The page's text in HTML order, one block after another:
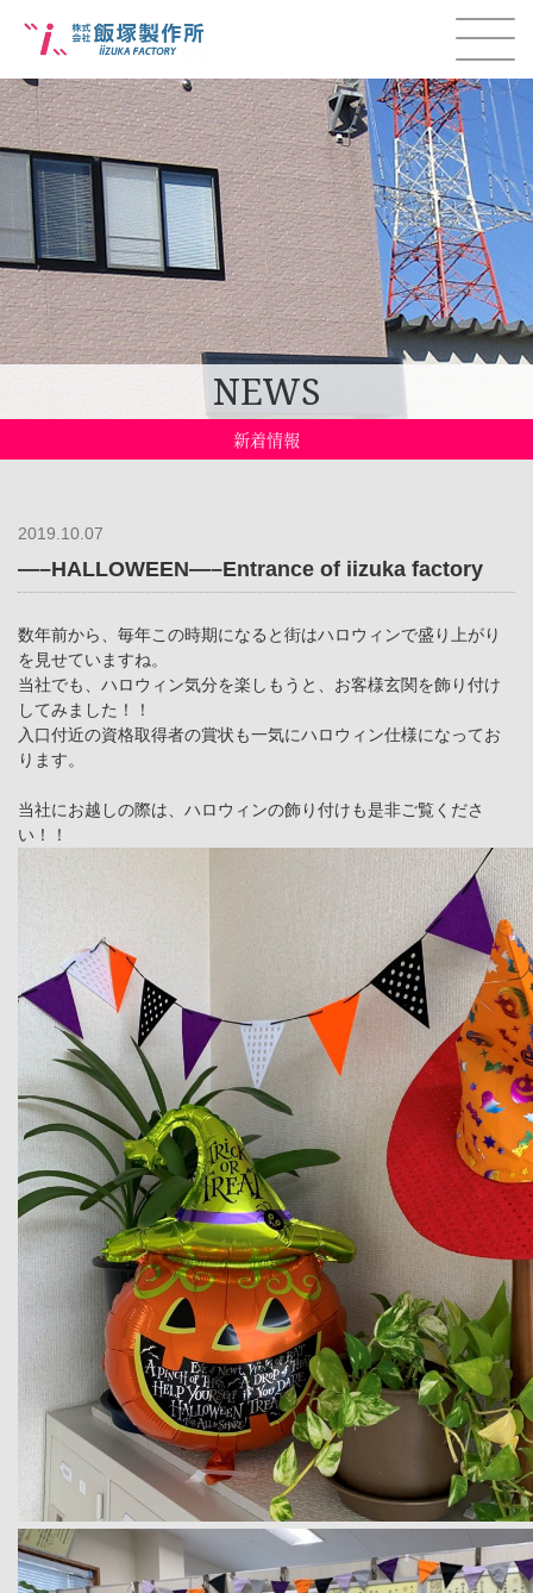
NEWS
新着情報
2019.10.07
—–HALLOWEEN—–Entrance of iizuka factory
数年前から、毎年この時期になると街はハロウィンで盛り上がり
を見せていますね。
当社でも、ハロウィン気分を楽しもうと、お客様玄関を飾り付け
してみました！！
入口付近の資格取得者の賞状も一気にハロウィン仕様になってお
ります。
当社にお越しの際は、ハロウィンの飾り付けも是非ご覧くださ
い！！